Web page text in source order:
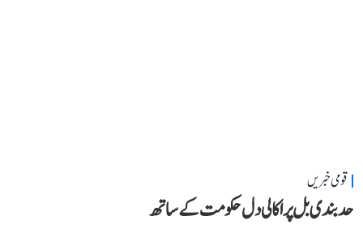
قومی خبریں
حد بندی بل پر اکالی دل حکومت کے ساتھ